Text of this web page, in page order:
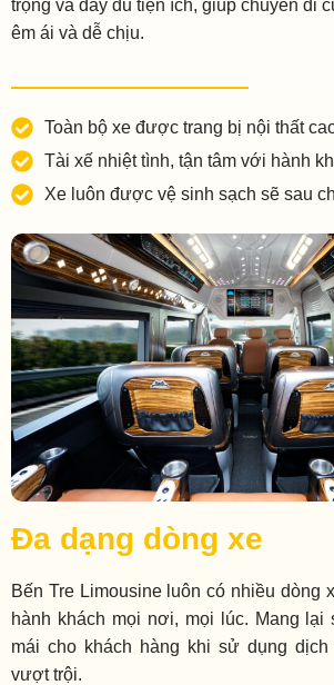
trọng và đầy đủ tiện ích, giúp chuyến đi
êm ái và dễ chịu.
Toàn bộ xe được trang bị nội thất
Tài xế nhiệt tình, tận tâm với hành
Xe luôn được vệ sinh sạch sẽ sau
Đa dạng dòng xe
Bến Tre Limousine luôn có nhiều dòng
hành khách mọi nơi, mọi lúc. Mang
mái cho khách hàng khi sử dụng
vượt trội.